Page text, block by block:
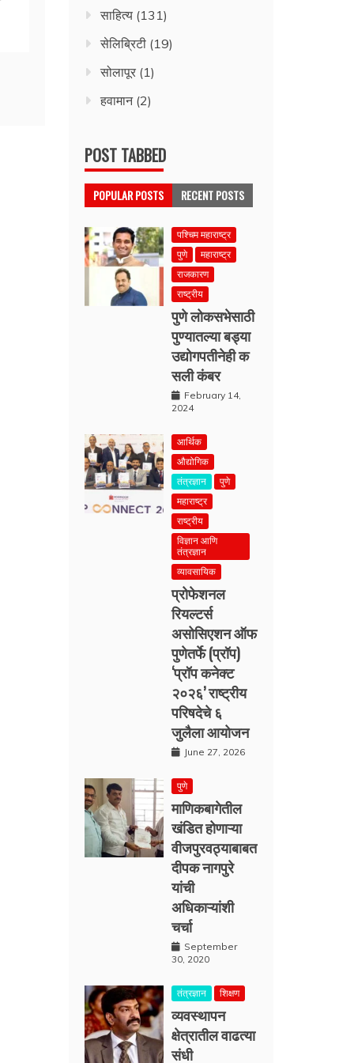
साहित्य (131)
सेलिब्रिटी (19)
सोलापूर (1)
हवामान(2)
POST TABBED
POPULAR POSTS RECENT POSTS
पश्चिम महाराष्ट्र
पुणे
महाराष्ट्र
राजकारण
राष्ट्रीय
पुणे लोकसभेसाठी
पुण्यातल्या बड्या
उद्योगपतीनेही क
सली कंबर
February 14,
2024
आर्थिक
औद्योगिक
तंत्रज्ञान
पुणे
महाराष्ट्र
राष्ट्रीय
विज्ञान आणि
तंत्रज्ञान
व्यावसायिक
प्रोफेशनल
रियल्टर्स
असोसिएशन ऑफ
पुणेतर्फे (प्रॉप)
‘प्रॉप कनेक्ट
२०२६’ राष्ट्रीय
परिषदेचे ६
जुलैला आयोजन
June 27, 2026
पुणे
माणिकबागेतील
खंडित होणाऱ्या
वीजपुरवठ्याबाबत
दीपक नागपुरे
यांची
अधिकाऱ्यांशी
चर्चा
September
30, 2020
तंत्रज्ञान शिक्षण
व्यवस्थापन
क्षेत्रातील वाढत्या
संधी